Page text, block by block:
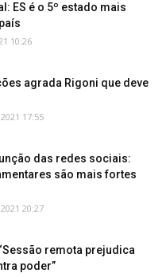
ES é o 5º estado mais
10:26
agrada Rigoni que deve
17:55
das redes sociais:
são mais fortes
20:27
remota prejudica
poder”